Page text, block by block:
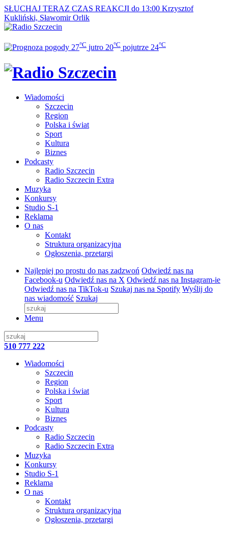
SŁUCHAJ TERAZ CZAS REAKCJI do 13:00 Krzysztof
Kukliński, Sławomir Orlik
27°C jutro 20°C pojutrze 24°C
Wiadomości
Szczecin
Region
Polska i świat
Sport
Kultura
Biznes
Podcasty
Radio Szczecin
Radio Szczecin Extra
Muzyka
Konkursy
Studio S-1
Reklama
O nas
Kontakt
Struktura organizacyjna
Ogłoszenia, przetargi
Najlepiej po prostu do nas zadzwoń Odwiedź nas na
Facebook-u Odwiedź nas na X Odwiedź nas na Instagram-ie
Odwiedź nas na TikTok-u Szukaj nas na Spotify Wyślij do
nas wiadomość Szukaj
Menu
510 777 222
Wiadomości
Szczecin
Region
Polska i świat
Sport
Kultura
Biznes
Podcasty
Radio Szczecin
Radio Szczecin Extra
Muzyka
Konkursy
Studio S-1
Reklama
O nas
Kontakt
Struktura organizacyjna
Ogłoszenia, przetargi